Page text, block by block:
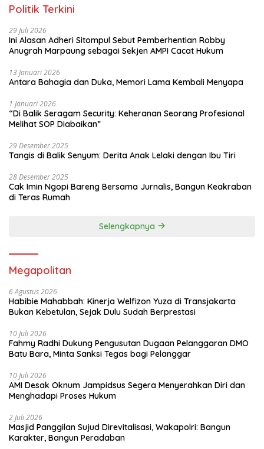
Politik Terkini
29 Juli 2026
Ini Alasan Adheri Sitompul Sebut Pemberhentian Robby
Anugrah Marpaung sebagai Sekjen AMPI Cacat Hukum
13 Januari 2026
Antara Bahagia dan Duka, Memori Lama Kembali Menyapa
1 Januari 2026
“Di Balik Seragam Security: Keheranan Seorang Profesional
Melihat SOP Diabaikan”
29 Desember 2025
Tangis di Balik Senyum: Derita Anak Lelaki dengan Ibu Tiri
28 Desember 2025
Cak Imin Ngopi Bareng Bersama Jurnalis, Bangun Keakraban
di Teras Rumah
Selengkapnya
Megapolitan
6 Agustus 2026
Habibie Mahabbah: Kinerja Welfizon Yuza di Transjakarta
Bukan Kebetulan, Sejak Dulu Sudah Berprestasi
10 Juli 2026
Fahmy Radhi Dukung Pengusutan Dugaan Pelanggaran DMO
Batu Bara, Minta Sanksi Tegas bagi Pelanggar
10 Juli 2026
AMI Desak Oknum Jampidsus Segera Menyerahkan Diri dan
Menghadapi Proses Hukum
2 Juli 2026
Masjid Panggilan Sujud Direvitalisasi, Wakapolri: Bangun
Karakter, Bangun Peradaban